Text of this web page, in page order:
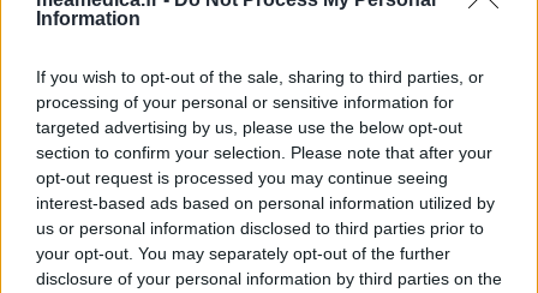
Information
If you wish to opt-out of the sale, sharing to third parties, or
processing of your personal or sensitive information for
targeted advertising by us, please use the below opt-out
section to confirm your selection. Please note that after your
opt-out request is processed you may continue seeing
interest-based ads based on personal information utilized by
us or personal information disclosed to third parties prior to
your opt-out. You may separately opt-out of the further
disclosure of your personal information by third parties on the